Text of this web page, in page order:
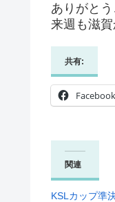
ありがと
来週も滋
共有:
Facebook
関連
KSLカップ準